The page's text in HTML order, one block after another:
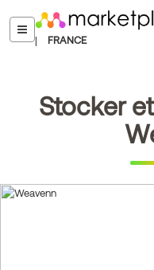
au
contenu
menu
| FRANCE
Stocker